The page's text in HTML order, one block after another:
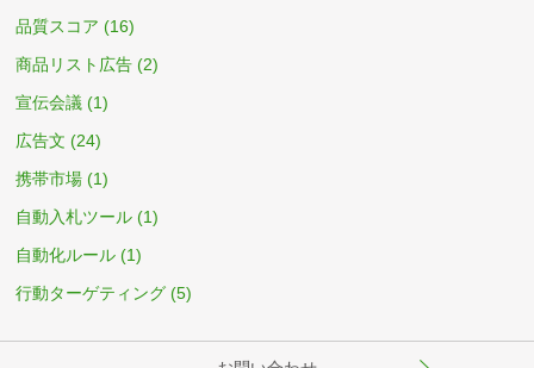
品質スコア (16)
商品リスト広告 (2)
宣伝会議 (1)
広告文 (24)
携帯市場 (1)
自動入札ツール (1)
自動化ルール (1)
行動ターゲティング (5)